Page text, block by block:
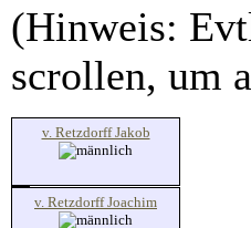
(Hinweis:
scrollen, um
v. Retzdorff Jakob
v. Retzdorff Joachim